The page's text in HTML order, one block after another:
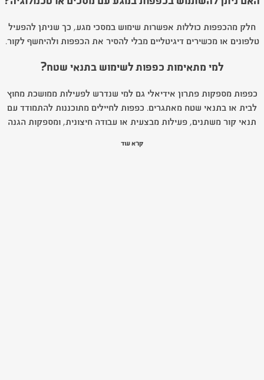
חלק מהכפפות כוללות אפשרות שימוש במסכי מגע, כך שניתן להפעיל
טלפונים או מכשירים דיגיטליים מבלי להסיר את הכפפות ולהיחשף לקור.
למי מתאימות כפפות לשימוש בתנאי שטח?
כפפות מספקות פתרון אידיאלי גם למי שנדרש לפעילות ממושכת מחוץ
לבית או בתנאי שטח מאתגרים. כפפות לחיילים מתוכננות להתמודד עם
תנאי קור משתנים, פעילות מבצעית או עבודה חיצונית, ומספקות הגנה
יתרון בכפפות לחיילים, בזכות ההתאמה שלהן לשימוש ממושך בתנאי מזג
קרא עוד